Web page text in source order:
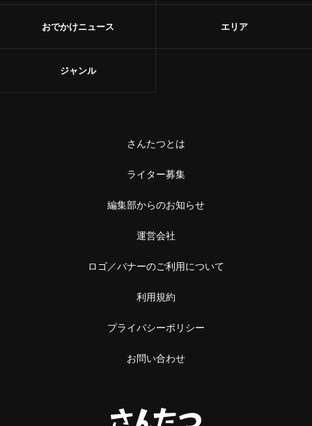
おでかけニュース エリア
ジャンル
さんたつとは
ライター募集
編集部からのお知らせ
運営会社
ロゴ／バナーのご利用について
利用規約
プライバシーポリシー
お問い合わせ